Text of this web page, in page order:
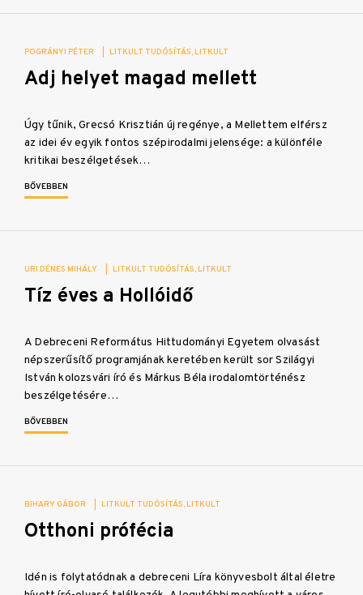
POGRÁNYI PÉTER LITKULT TUDÓSÍTÁS LITKULT
Adj helyet magad mellett
Úgy tűnik, Grecsó Krisztián új regénye, a Mellettem elférsz
az idei év egyik fontos szépirodalmi jelensége: a különféle
kritikai beszélgetések…
BŐVEBBEN
URI DÉNES MIHÁLY LITKULT TUDÓSÍTÁS LITKULT
Tíz éves a Hollóidő
A Debreceni Református Hittudományi Egyetem olvasást
népszerűsítő programjának keretében került sor Szilágyi
István kolozsvári író és Márkus Béla irodalomtörténész
beszélgetésére…
BŐVEBBEN
BIHARY GÁBOR LITKULT TUDÓSÍTÁS LITKULT
Otthoni prófécia
Idén is folytatódnak a debreceni Líra könyvesbolt által életre